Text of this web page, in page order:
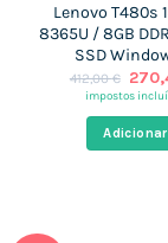
Lenovo T480s
8365U / 8GB
SSD
412,00€ O
era:
impostos
Adicionar